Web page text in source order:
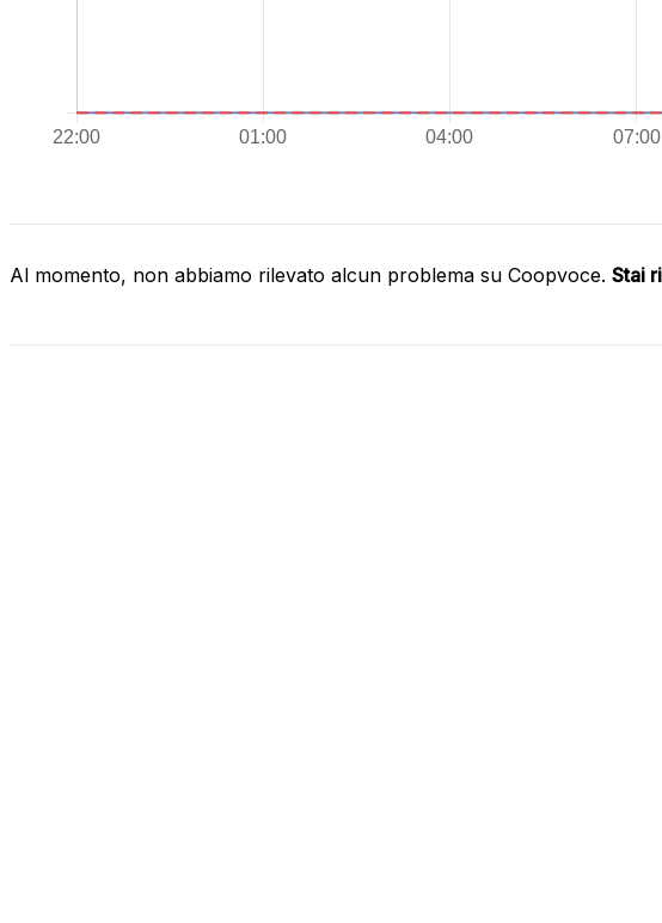
Al momento, non abbiamo rilevato alcun problema su Coopvoce. Stai